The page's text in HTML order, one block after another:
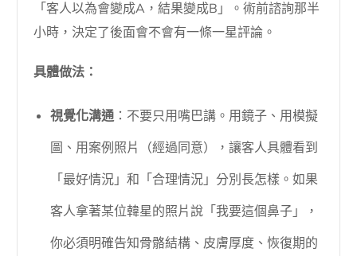
「客人以為會變成A，結果變成B」。術前諮詢那半
小時，決定了後面會不會有一條一星評論。
具體做法：
視覺化溝通：不要只用嘴巴講。用鏡子、用模擬
圖、用案例照片（經過同意），讓客人具體看到
「最好情況」和「合理情況」分別長怎樣。如果
客人拿著某位韓星的照片說「我要這個鼻子」，
你必須明確告知骨骼結構、皮膚厚度、恢復期的